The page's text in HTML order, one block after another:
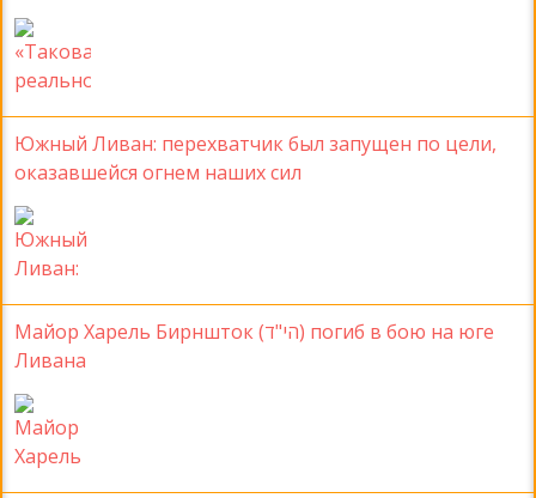
Южный Ливан: перехватчик был запущен по цели,
оказавшейся огнем наших сил
Майор Харель Бирншток (הי"ד) погиб в бою на юге
Ливана